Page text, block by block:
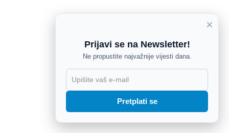
×
Prijavi se na Newsletter!
Ne propustite najvažnije vijesti dana.
Pretplati se